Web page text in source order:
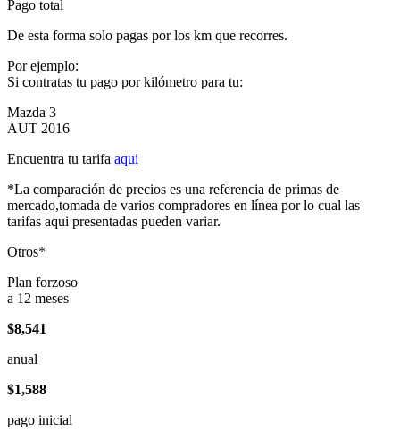
Pago total
De esta forma solo pagas por los km que recorres.
Por ejemplo:
Si contratas tu pago por kilómetro para tu:
Mazda 3
AUT 2016
Encuentra tu tarifa aqui
*La comparación de precios es una referencia de primas de
mercado,tomada de varios compradores en línea por lo cual las
tarifas aqui presentadas pueden variar.
Otros*
Plan forzoso
a 12 meses
$8,541
anual
$1,588
pago inicial